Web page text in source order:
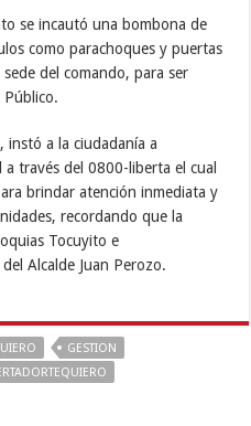
se incautó una bombona de
como parachoques y puertas
del comando, para ser
instó a la ciudadanía a
través del 0800-liberta el cual
brindar atención inmediata y
recordando que la
Tocuyito e
Alcalde Juan Perozo.
GESTION